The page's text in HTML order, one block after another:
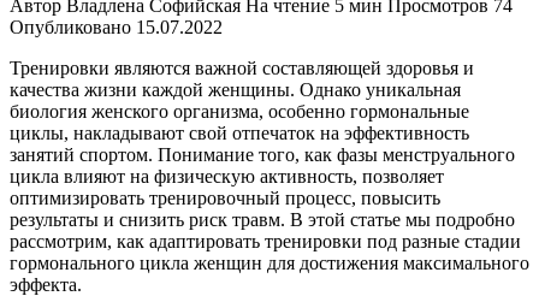
Автор Владлена Софийская На чтение 5 мин Просмотров 74
Опубликовано 15.07.2022
Тренировки являются важной составляющей здоровья и
качества жизни каждой женщины. Однако уникальная
биология женского организма, особенно гормональные
циклы, накладывают свой отпечаток на эффективность
занятий спортом. Понимание того, как фазы менструального
цикла влияют на физическую активность, позволяет
оптимизировать тренировочный процесс, повысить
результаты и снизить риск травм. В этой статье мы подробно
рассмотрим, как адаптировать тренировки под разные стадии
гормонального цикла женщин для достижения максимального
эффекта.